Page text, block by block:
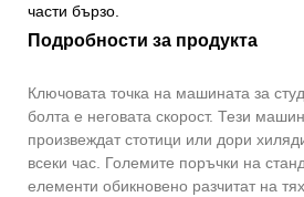
части бързо.
Подробности за продукта
Ключовата точка на машината за
болта е неговата скорост. Тези
произвеждат стотици или дори
всеки час. Големите поръчки на
елементи обикновено разчитат на